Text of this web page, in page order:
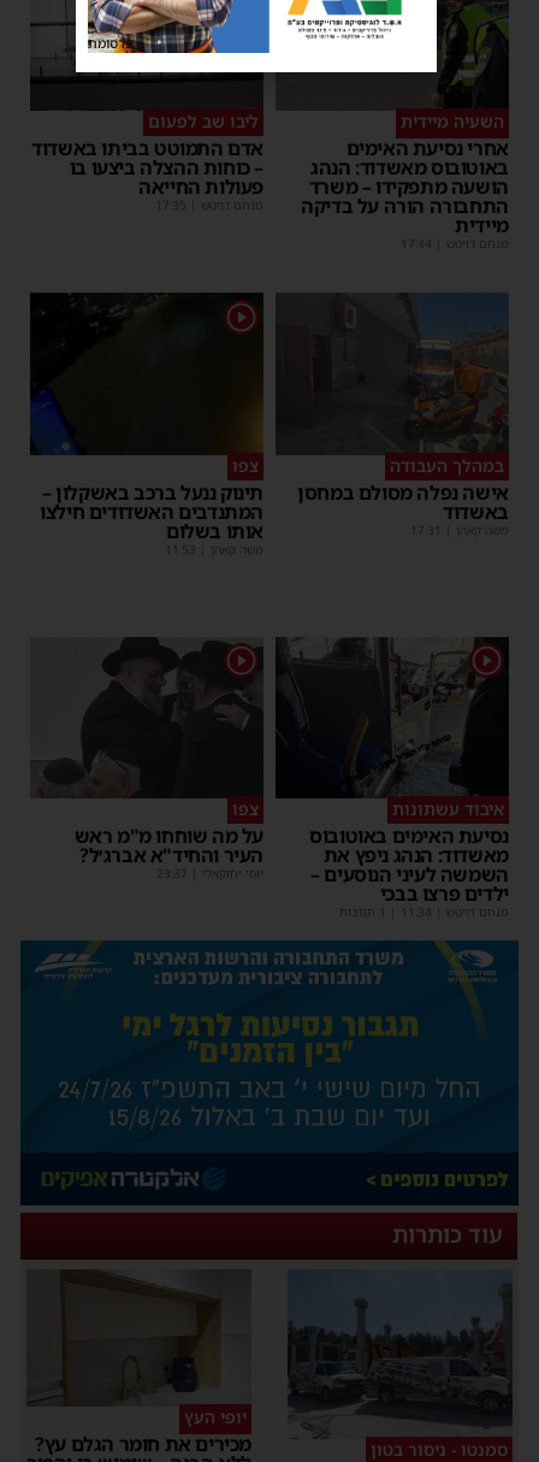
השעיה מיידית
אחרי נסיעת האימים
באוטובוס מאשדוד: הנהג
הושעה מתפקידו – משרד
התחבורה הורה על בדיקה
מיידית
מנחם דויטש |
17:44
ליבו שב לפעום
אדם התמוטט בביתו באשדוד
– כוחות ההצלה ביצעו בו
פעולות החייאה
מנחם דויטש |
17:35
במהלך העבודה
אישה נפלה מסולם במחסן
באשדוד
משה קאהן |
17:31
תינוק ננעל ברכב באשקלון –
המתנדבים האשדודים חילצו
אותו בשלום
משה קאהן |
11:53
איבוד עשתונות
נסיעת האימים באוטובוס
מאשדוד: הנהג ניפץ את
השמשה לעיני הנוסעים –
ילדים פרצו בבכי
מנחם דויטש |
11:34 | 1 תגובות
1
על מה שוחחו מ"מ ראש
העיר והחיד"א אברג׳ל?
יוסי יחזקאלי |
23:37
עוד כותרות
סמנטו - ניסור בטון
יופי העץ
מכירים את חומר הגלם עץ?
פרסומת